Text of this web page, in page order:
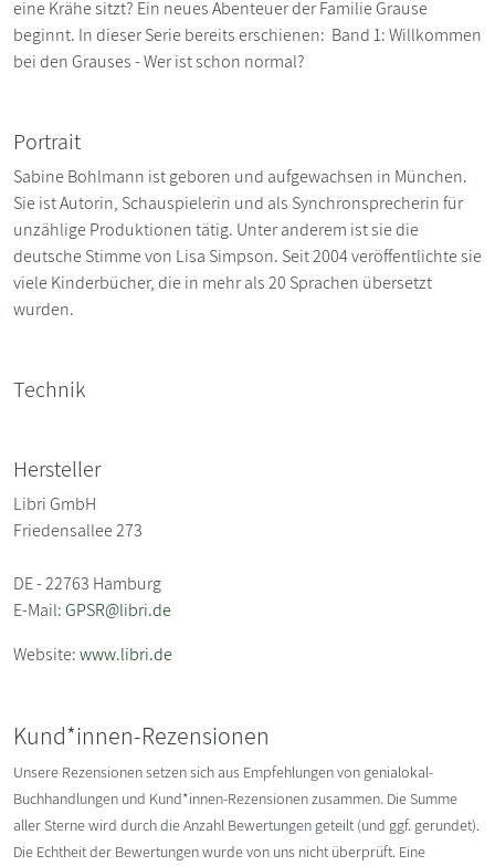
eine Krähe sitzt? Ein neues Abenteuer der Familie Grause
beginnt. In dieser Serie bereits erschienen: Band 1: Willkommen
bei den Grauses - Wer ist schon normal?
Portrait
Sabine Bohlmann ist geboren und aufgewachsen in München.
Sie ist Autorin, Schauspielerin und als Synchronsprecherin für
unzählige Produktionen tätig. Unter anderem ist sie die
deutsche Stimme von Lisa Simpson. Seit 2004 veröffentlichte sie
viele Kinderbücher, die in mehr als 20 Sprachen übersetzt
wurden.
Technik
Hersteller
Libri GmbH
Friedensallee 273
DE - 22763 Hamburg
E-Mail:GPSR@libri.de
Website:www.libri.de
Kund*innen-Rezensionen
Unsere Rezensionen setzen sich aus Empfehlungen von genialokal-
Buchhandlungen und Kund*innen-Rezensionen zusammen. Die Summe
aller Sterne wird durch die Anzahl Bewertungen geteilt (und ggf. gerundet).
Die Echtheit der Bewertungen wurde von uns nicht überprüft. Eine